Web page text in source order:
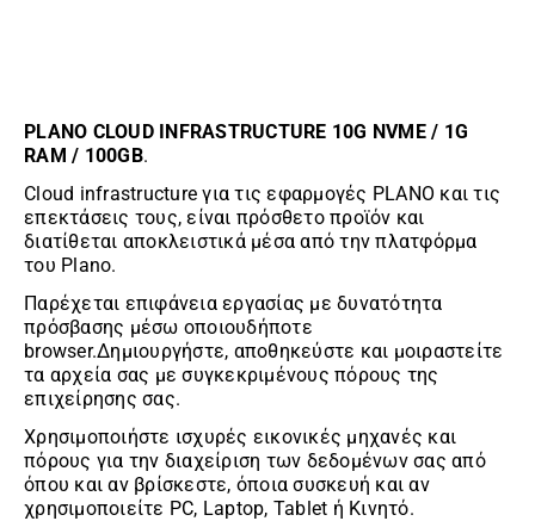
PLANO CLOUD INFRASTRUCTURE 10G NVME / 1G
RAM / 100GB.
Cloud infrastructure για τις εφαρμογές PLANO και τις
επεκτάσεις τους, είναι πρόσθετο προϊόν και
διατίθεται αποκλειστικά μέσα από την πλατφόρμα
του Plano.
Παρέχεται επιφάνεια εργασίας με δυνατότητα
πρόσβασης μέσω οποιουδήποτε
browser.Δημιουργήστε, αποθηκεύστε και μοιραστείτε
τα αρχεία σας με συγκεκριμένους πόρους της
επιχείρησης σας.
Χρησιμοποιήστε ισχυρές εικονικές μηχανές και
πόρους για την διαχείριση των δεδομένων σας από
όπου και αν βρίσκεστε, όποια συσκευή και αν
χρησιμοποιείτε PC, Laptop, Tablet ή Κινητό.